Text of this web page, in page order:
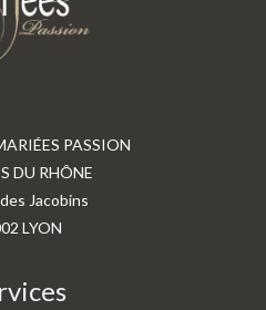
PASSION
DU RHÔNE
Jacobins
LYON